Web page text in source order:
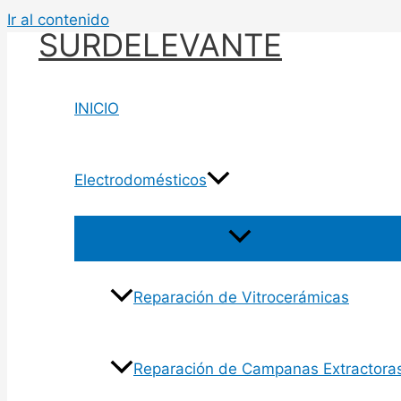
Ir al contenido
SURDELEVANTE
INICIO
Electrodomésticos
Reparación de Vitrocerámicas
Reparación de Campanas